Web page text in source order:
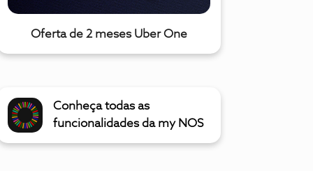
Oferta de 2 meses Uber One
Conheça todas as
funcionalidades da my NOS